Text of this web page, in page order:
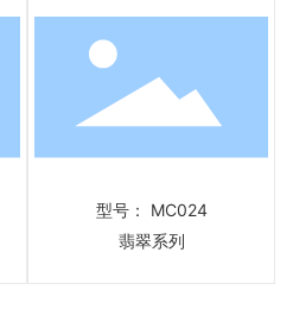
型号： MC024
翡翠系列